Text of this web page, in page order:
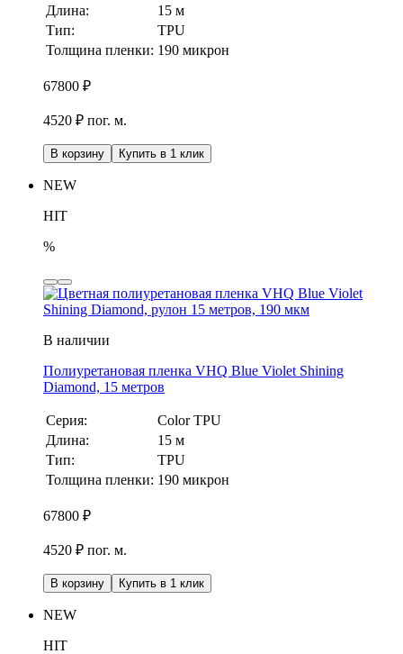
Длина:
15 м
Тип:
TPU
Толщина пленки: 190 микрон
67800 ₽
4520 ₽ пог. м.
В корзину Купить в 1 клик
NEW
HIT
%
В наличии
Полиуретановая пленка VHQ Blue Violet Shining
Diamond, 15 метров
Серия:
Color TPU
Длина:
15 м
Тип:
TPU
Толщина пленки: 190 микрон
67800 ₽
4520 ₽ пог. м.
В корзину Купить в 1 клик
NEW
HIT